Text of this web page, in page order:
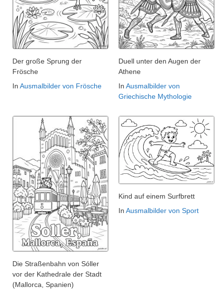
Der große Sprung der
Frösche
In Ausmalbilder von Frösche
Duell unter den Augen der
Athene
In Ausmalbilder von
Griechische Mythologie
Die Straßenbahn von Sóller
vor der Kathedrale der Stadt
(Mallorca, Spanien)
Kind auf einem Surfbrett
In Ausmalbilder von Sport